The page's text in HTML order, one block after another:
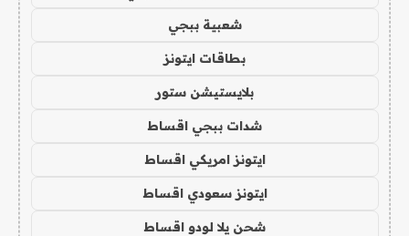
شعبية ببجي
بطاقات ايتونز
بلايستيشن ستور
شدات ببجي اقساط
ايتونز امريكي اقساط
ايتونز سعودي اقساط
شحن يلا لودو اقساط